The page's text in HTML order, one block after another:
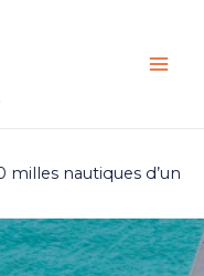
milles nautiques d’un